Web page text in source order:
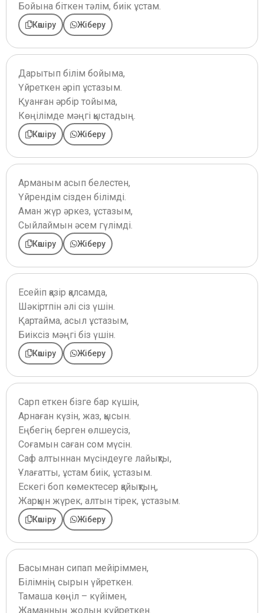
Бойына біткен тәлім, биік ұстам.
Көшіру Жіберу
Дарытып білім бойыма,
Үйреткен әріп ұстазым.
Қуанған әрбір тойыма,
Көңілімде мәңгі қыстадың.
Көшіру Жіберу
Арманым асып белестен,
Үйрендім сізден білімді.
Аман жүр әркез, ұстазым,
Сыйлаймын әсем гүлімді.
Көшіру Жіберу
Есейіп қазір қалсамда,
Шәкіртпін әлі сіз үшін.
Қартайма, асыл ұстазым,
Биіксіз мәңгі біз үшін.
Көшіру Жіберу
Сарп еткен бізге бар күшін,
Арнаған күзін, жаз, қысын.
Еңбегің берген өлшеусіз,
Соғамын саған сом мүсін.
Саф алтыннан мүсіндеуге лайықты,
Ұлағатты, ұстам биік, ұстазым.
Ескегі боп көмектесер қайықтың,
Жарқын жүрек, алтын тірек, ұстазым.
Көшіру Жіберу
Басымнан сипап мейіріммен,
Білімнің сырын үйреткен.
Тамаша көңіл – күйімен,
Жаманның жолын күйреткен.